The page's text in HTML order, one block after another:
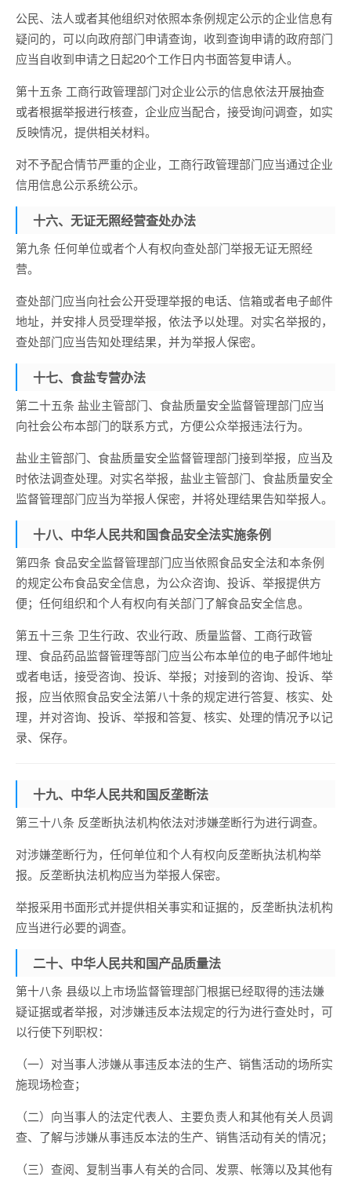
公民、法人或者其他组织对依照本条例规定公示的企业信息有
疑问的，可以向政府部门申请查询，收到查询申请的政府部门
应当自收到申请之日起20个工作日内书面答复申请人。
第十五条 工商行政管理部门对企业公示的信息依法开展抽查
或者根据举报进行核查，企业应当配合，接受询问调查，如实
反映情况，提供相关材料。
对不予配合情节严重的企业，工商行政管理部门应当通过企业
信用信息公示系统公示。
十六、无证无照经营查处办法
第九条 任何单位或者个人有权向查处部门举报无证无照经
营。
查处部门应当向社会公开受理举报的电话、信箱或者电子邮件
地址，并安排人员受理举报，依法予以处理。对实名举报的，
查处部门应当告知处理结果，并为举报人保密。
十七、食盐专营办法
第二十五条 盐业主管部门、食盐质量安全监督管理部门应当
向社会公布本部门的联系方式，方便公众举报违法行为。
盐业主管部门、食盐质量安全监督管理部门接到举报，应当及
时依法调查处理。对实名举报，盐业主管部门、食盐质量安全
监督管理部门应当为举报人保密，并将处理结果告知举报人。
十八、中华人民共和国食品安全法实施条例
第四条 食品安全监督管理部门应当依照食品安全法和本条例
的规定公布食品安全信息，为公众咨询、投诉、举报提供方
便；任何组织和个人有权向有关部门了解食品安全信息。
第五十三条 卫生行政、农业行政、质量监督、工商行政管
理、食品药品监督管理等部门应当公布本单位的电子邮件地址
或者电话，接受咨询、投诉、举报；对接到的咨询、投诉、举
报，应当依照食品安全法第八十条的规定进行答复、核实、处
理，并对咨询、投诉、举报和答复、核实、处理的情况予以记
录、保存。
十九、中华人民共和国反垄断法
第三十八条 反垄断执法机构依法对涉嫌垄断行为进行调查。
对涉嫌垄断行为，任何单位和个人有权向反垄断执法机构举
报。反垄断执法机构应当为举报人保密。
举报采用书面形式并提供相关事实和证据的，反垄断执法机构
应当进行必要的调查。
二十、中华人民共和国产品质量法
第十八条 县级以上市场监督管理部门根据已经取得的违法嫌
疑证据或者举报，对涉嫌违反本法规定的行为进行查处时，可
以行使下列职权：
（一）对当事人涉嫌从事违反本法的生产、销售活动的场所实
施现场检查；
（二）向当事人的法定代表人、主要负责人和其他有关人员调
查、了解与涉嫌从事违反本法的生产、销售活动有关的情况；
（三）查阅、复制当事人有关的合同、发票、帐簿以及其他有